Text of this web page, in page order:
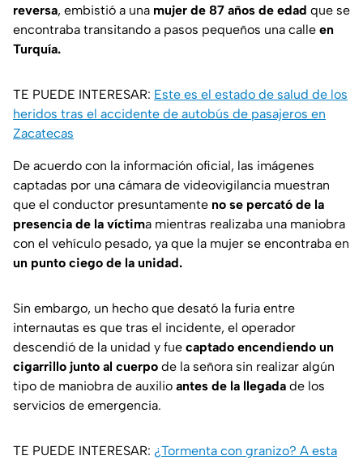
reversa, embistió a una mujer de 87 años de edad que se
encontraba transitando a pasos pequeños una calle en
Turquía.
TE PUEDE INTERESAR: Este es el estado de salud de los
heridos tras el accidente de autobús de pasajeros en
Zacatecas
De acuerdo con la información oficial, las imágenes
captadas por una cámara de videovigilancia muestran
que el conductor presuntamente no se percató de la
presencia de la víctima mientras realizaba una maniobra
con el vehículo pesado, ya que la mujer se encontraba en
un punto ciego de la unidad.
Sin embargo, un hecho que desató la furia entre
internautas es que tras el incidente, el operador
descendió de la unidad y fue captado encendiendo un
cigarrillo junto al cuerpo de la señora sin realizar algún
tipo de maniobra de auxilio antes de la llegada de los
servicios de emergencia.
TE PUEDE INTERESAR: ¿Tormenta con granizo? A esta